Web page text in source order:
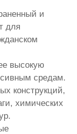
и
для
высокую
средам.
конструкций,
химических